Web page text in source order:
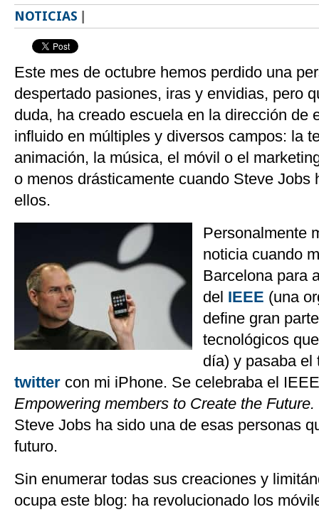
NOTICIAS
Este mes de octubre hemos perdido una
despertado pasiones, iras y envidias, pero
duda, ha creado escuela en la dirección de
influido en múltiples y diversos campos: la
animación, la música, el móvil o el
o menos drásticamente cuando Steve Jobs
ellos.
Personalmente
noticia cuando
Barcelona para
del IEEE (una
define gran
tecnológicos
día) y pasaba el
twitter con mi iPhone. Se celebraba el
Empowering members to Create the Future.
Steve Jobs ha sido una de esas personas
futuro.
Sin enumerar todas sus creaciones y
ocupa este blog: ha revolucionado los